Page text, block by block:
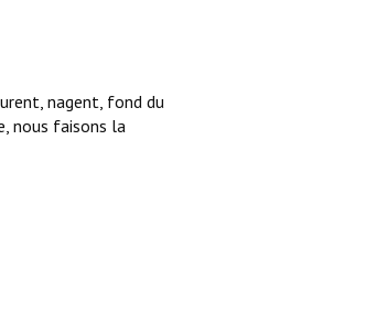
nagent, fond du
nous faisons la